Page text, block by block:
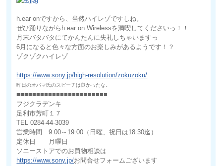
h.ear onですから、当然ハイレゾですしね。
ぜひ踊りながらh.ear on Wirelessを満喫してくださいっ！！
月末バタバタにてかんたんに失礼しちゃいますっ
6月になると色々な方面のお楽しみがあるようです！？
ゾクゾクハイレゾ
https://www.sony.jp/high-resolution/zokuzoku/
昨日のオバマ氏のスピーチは良かったな。
■■■■■■■■■■■■■■■■■■■■■■■
フジクラデンキ
足利市芳町１７
TEL 0284-44-3039
営業時間 9:00～19:00（日曜、祝日は18:30迄）
定休日 月曜日
ソニーストアでのお買物相談は
https://www.sony.jp/お問合せフォームございます